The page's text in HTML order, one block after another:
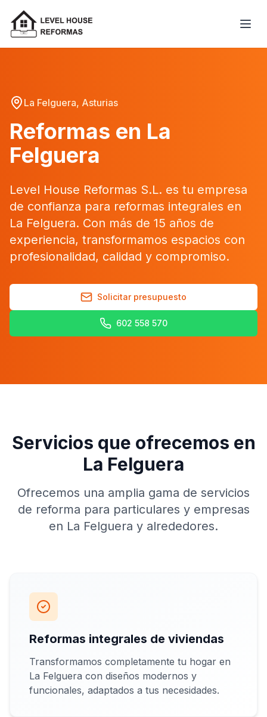
La Felguera, Asturias
Reformas en La
Felguera
Level House Reformas S.L. es tu empresa
de confianza para reformas integrales en
La Felguera. Con más de 15 años de
experiencia, transformamos espacios con
profesionalidad, calidad y compromiso.
Solicitar presupuesto
602 558 570
Servicios que ofrecemos en
La Felguera
Ofrecemos una amplia gama de servicios
de reforma para particulares y empresas
en La Felguera y alrededores.
Reformas integrales de viviendas
Transformamos completamente tu hogar en
La Felguera con diseños modernos y
funcionales, adaptados a tus necesidades.